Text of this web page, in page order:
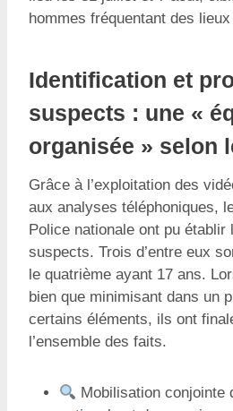
hommes fréquentant des
Identification et
suspects : une «
organisée » selon
Grâce à l’exploitation des
aux analyses téléphoniques,
Police nationale ont pu établir
suspects. Trois d’entre eux
le quatrième ayant 17 ans.
bien que minimisant dans un
certains éléments, ils ont
l’ensemble des faits.
Mobilisation conjointe